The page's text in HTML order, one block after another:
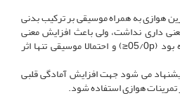
هوازی به همراه موسیقی بر ترکیب بدنی
داری نداشت، ولی باعث افزایش معنی
داری در VO2max آنان شده بود (05/0p≤) و احتمالا موسیقی تنها اثر
می شود جهت افزایش آمادگی قلبی
تمرینات هوازی استفاده شود.